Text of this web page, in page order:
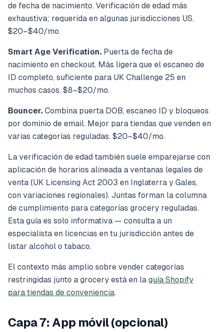
de fecha de nacimiento. Verificación de edad más
exhaustiva; requerida en algunas jurisdicciones US.
$20–$40/mo.
Smart Age Verification. Puerta de fecha de
nacimiento en checkout. Más ligera que el escaneo de
ID completo, suficiente para UK Challenge 25 en
muchos casos. $8–$20/mo.
Bouncer. Combina puerta DOB, escaneo ID y bloqueos
por dominio de email. Mejor para tiendas que venden en
varias categorías reguladas. $20–$40/mo.
La verificación de edad también suele emparejarse con
aplicación de horarios alineada a ventanas legales de
venta (UK Licensing Act 2003 en Inglaterra y Gales,
con variaciones regionales). Juntas forman la columna
de cumplimiento para categorías grocery reguladas.
Esta guía es solo informativa — consulta a un
especialista en licencias en tu jurisdicción antes de
listar alcohol o tabaco.
El contexto más amplio sobre vender categorías
restringidas junto a grocery está en la guía Shopify
para tiendas de conveniencia.
Capa 7: App móvil (opcional)